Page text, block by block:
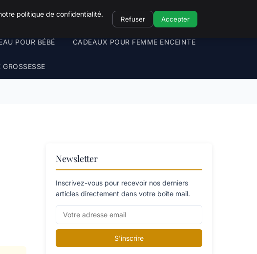
POUR BÉBÉ CADEAUX POUR FEMME ENCEINTE
Newsletter
Inscrivez-vous pour recevoir nos derniers
articles directement dans votre boîte mail.
S'inscrire
politique de confidentialité.
Refuser Accepter